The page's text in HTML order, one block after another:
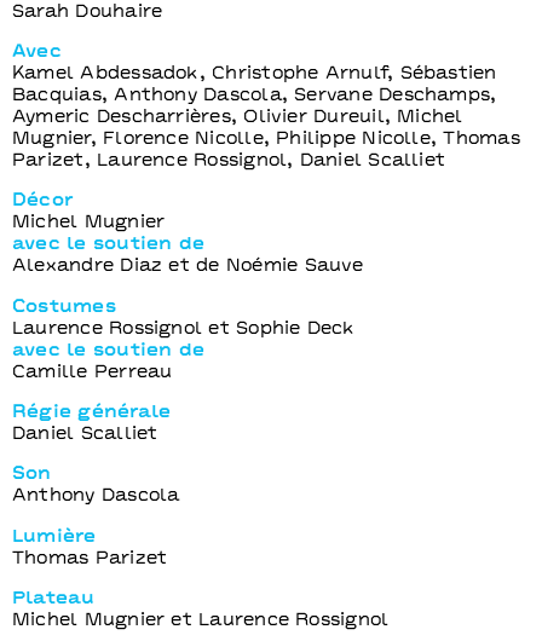
Sarah Douhaire
Avec
Kamel Abdessadok, Christophe Arnulf, Sébastien
Bacquias, Anthony Dascola, Servane Deschamps,
Aymeric Descharrières, Olivier Dureuil, Michel
Mugnier, Florence Nicolle, Philippe Nicolle, Thomas
Parizet, Laurence Rossignol, Daniel Scalliet
Décor
Michel Mugnier
avec le soutien de
Alexandre Diaz et de Noémie Sauve
Costumes
Laurence Rossignol et Sophie Deck
avec le soutien de
Camille Perreau
Régie générale
Daniel Scalliet
Son
Anthony Dascola
Lumière
Thomas Parizet
Plateau
Michel Mugnier et Laurence Rossignol